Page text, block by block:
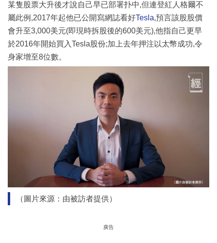
某隻股票大升後才說自己早已部署扑中,但連登紅人格爾不
屬此例,2017年起他已公開寫網誌看好Tesla,預言該股股價
會升至3,000美元(即現時拆股後的600美元),他指自己更早
於2016年開始買入Tesla股份;加上去年押注以太幣成功,令
身家增至8位數。
（圖片來源：由被訪者提供）
廣告